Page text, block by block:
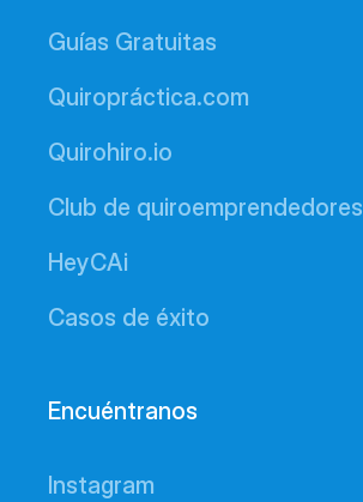
Guías Gratuitas
Quiropráctica.com
Quirohiro.io
Club de quiroemprendedores
HeyCAi
Casos de éxito
Encuéntranos
Instagram